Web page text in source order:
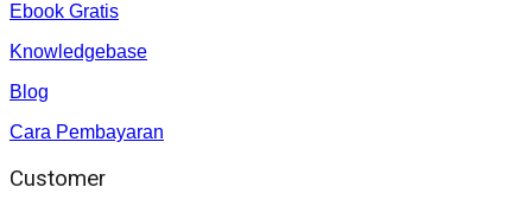
Ebook Gratis
Knowledgebase
Blog
Cara Pembayaran
Customer